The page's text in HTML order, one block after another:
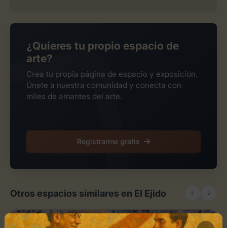
¿Quieres tu propio espacio de
arte?
Crea tu propia página de espacio y exposición.
Únete a nuestra comunidad y conecta con
miles de amantes del arte.
Registrarme gratis
Otros espacios similares en El Ejido